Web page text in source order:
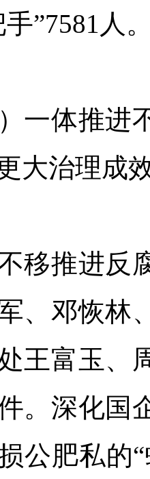
”7581人
体推进不
大治理成
推进反腐
、邓恢林
王富玉、
。深化国
公肥私的